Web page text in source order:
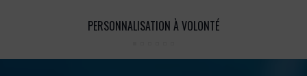
PERSONNALISATION À VOLONTÉ